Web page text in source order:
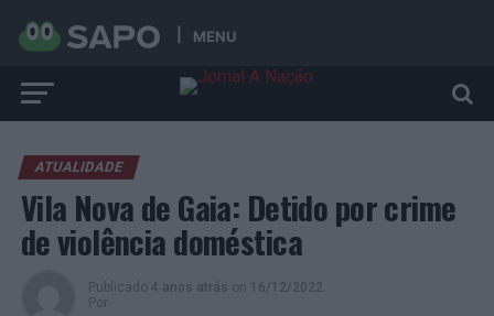
MENU
ATUALIDADE
Vila Nova de Gaia: Detido por crime
de violência doméstica
Publicado 4 anos atrás on 16/12/2022
Por